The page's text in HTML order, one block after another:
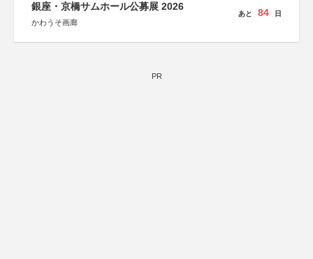
銀座・京橋サムホール公募展 2026
かわうそ画廊
あと 84 日
PR